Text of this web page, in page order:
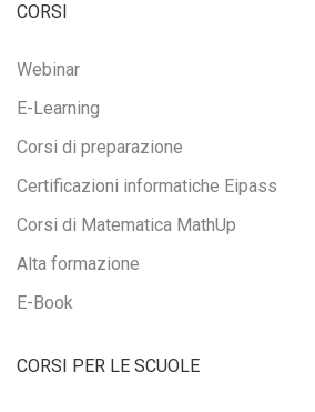
CORSI
Webinar
E-Learning
Corsi di preparazione
Certificazioni informatiche Eipass
Corsi di Matematica MathUp
Alta formazione
E-Book
CORSI PER LE SCUOLE